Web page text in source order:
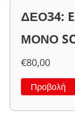
ΔΕΟ34:
ΜΟΝΟ
€80,00
Προβολή